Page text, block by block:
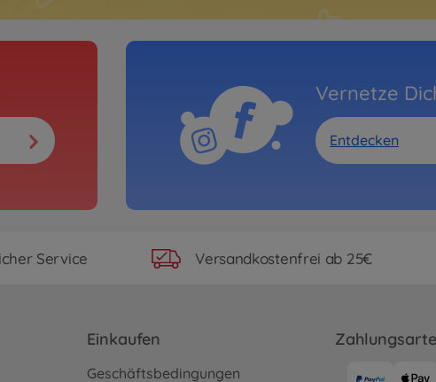
Vernetze
Entdecken
Service Versandkostenfrei ab 25€
Einkaufen
Geschäftsbedingungen